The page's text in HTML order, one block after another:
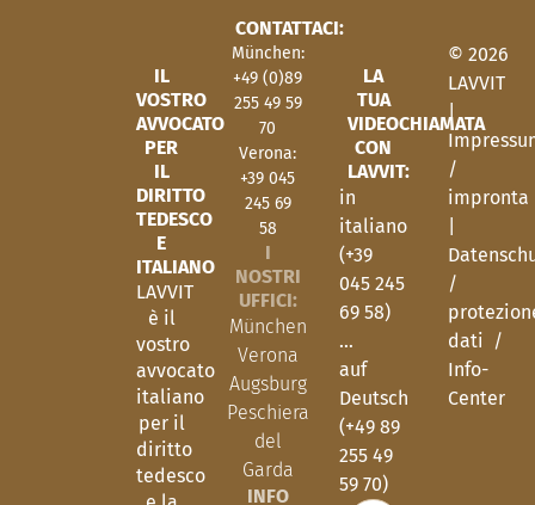
IL
VOSTRO
AVVOCATO
PER
IL
DIRITTO
TEDESCO
E
ITALIANO
LAVVIT
è il
vostro
avvocato
italiano
per il
diritto
tedesco
CONTATTACI:
München:
+49 (0)89
255 49 59
70
Verona:
+39 045
245 69
58
I
NOSTRI
UFFICI:
München
Verona
Augsburg
Peschiera
del
Garda
INFO
LA
TUA
VIDEOCHIAMATA
CON
LAVVIT:
in
italiano
(+39
045 245
69 58)
…
auf
Deutsch
(+49 89
255 49
59 70)
© 2026
LAVVIT
/
impronta
/
dati /
Info-
Center